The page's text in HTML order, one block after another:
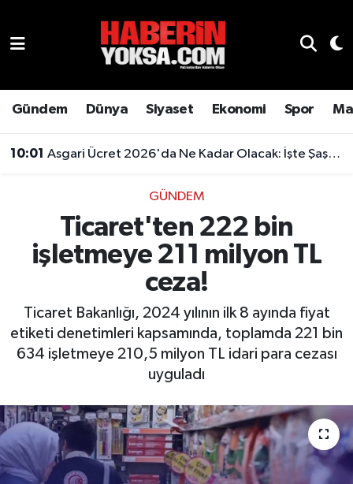
Gündem Dünya Siyaset Ekonomi Spor
10:01 Asgari Ücret 2026'da Ne Kadar Olacak: İşte Şaşırtan Rakam
GÜNDEM
Ticaret'ten 222 bin
işletmeye 211 milyon TL
ceza!
Ticaret Bakanlığı, 2024 yılının ilk 8 ayında fiyat
etiketi denetimleri kapsamında, toplamda 221 bin
634 işletmeye 210,5 milyon TL idari para cezası
uyguladı
Genel
Gündem
Otomobil
Teknoloji
Yaşam
Hava Durumu
Son Dakika Haberleri
Haber Arşivi